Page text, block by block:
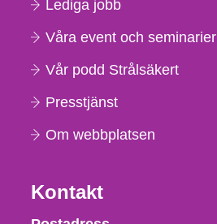
Lediga jobb
Våra event och seminarier
Vår podd Strålsäkert
Presstjänst
Om webbplatsen
Kontakt
Strålsäkerhetsmyndigheten